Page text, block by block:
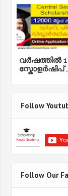
വർഷത്തിൽ
സ്കോളർഷിപ് ,
Follow
Follow Our